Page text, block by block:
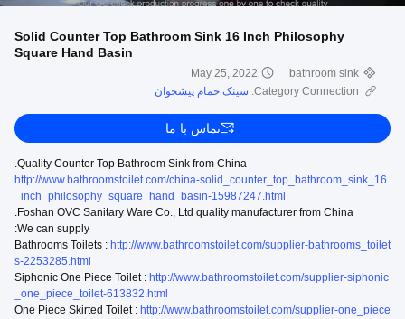
Solid Counter Top Bathroom Sink 16 Inch Philosophy
Square Hand Basin
bathroom sink
May 25, 2022
Category Connection: سینک حمام پیشخوان
تماس با ما
Quality Counter Top Bathroom Sink from China.
http://www.bathroomstoilet.com/china-solid_counter_top_bathroom_sink_16
_inch_philosophy_square_hand_basin-15987247.html
Foshan OVC Sanitary Ware Co., Ltd quality manufacturer from China.
We can supply:
Bathrooms Toilets : http://www.bathroomstoilet.com/supplier-bathrooms_toilet
s-2253285.html
Siphonic One Piece Toilet : http://www.bathroomstoilet.com/supplier-siphonic
_one_piece_toilet-613832.html
One Piece Skirted Toilet : http://www.bathroomstoilet.com/supplier-one_piece